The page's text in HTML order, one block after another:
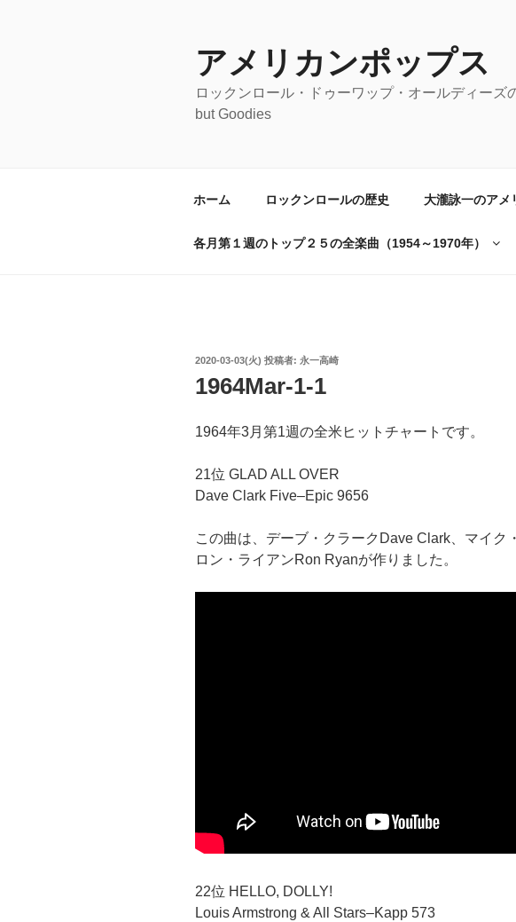
アメリカンポップ
ロックンロール・ドゥーワップ・オールディー
but Goodies
ホーム ロックンロールの歴史 大瀧詠一のアメ
各月第１週のトップ２５の全楽曲（1954～1970年）
投
2020-03-03(火) 投稿者: 永一高崎
1964Mar-1-1
1964年3月第1週の全米ヒットチャートです。
21位 GLAD ALL OVER
Dave Clark Five–Epic 9656
この曲は、デーブ・クラークDave Clark、マイク
ロン・ライアンRon Ryanが作りました。
22位 HELLO, DOLLY!
Louis Armstrong & All Stars–Kapp 573